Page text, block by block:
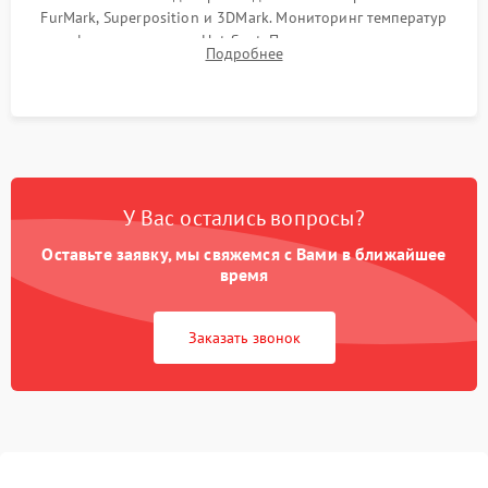
FurMark, Superposition и 3DMark. Мониторинг температур
графического чипа и Hot Spot. Проверка на отсутствие
артефактов изображения, вылетов драйвера и зависаний.
Подробнее
У Вас остались вопросы?
Оставьте заявку, мы свяжемся с Вами в ближайшее
время
Заказать звонок